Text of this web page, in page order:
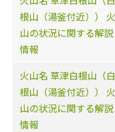
根山（湯釜付近）） 火
山の状況に関する解説
情報
火山名 草津白根山（白
根山（湯釜付近）） 火
山の状況に関する解説
情報